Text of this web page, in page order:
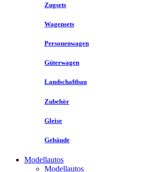
Zugsets
Wagensets
Personenwagen
Güterwagen
Landschaftbau
Zubehör
Gleise
Gebäude
Modellautos
Modellautos